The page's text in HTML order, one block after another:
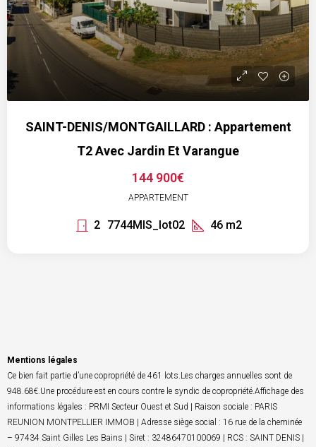
SAINT-DENIS/MONTGAILLARD : Appartement
T2 Avec Jardin Et Varangue
144 900€
APPARTEMENT
2 7744MIS_lot02 46 m2
Mentions légales
Ce bien fait partie d’une copropriété de 461 lots.Les charges annuelles sont de
948.68€.Une procédure est en cours contre le syndic de copropriété.Affichage des
informations légales : PRMI Secteur Ouest et Sud | Raison sociale : PARIS
REUNION MONTPELLIER IMMOB | Adresse siège social : 16 rue de la cheminée
– 97434 Saint Gilles Les Bains | Siret : 32486470100069 | RCS : SAINT DENIS |